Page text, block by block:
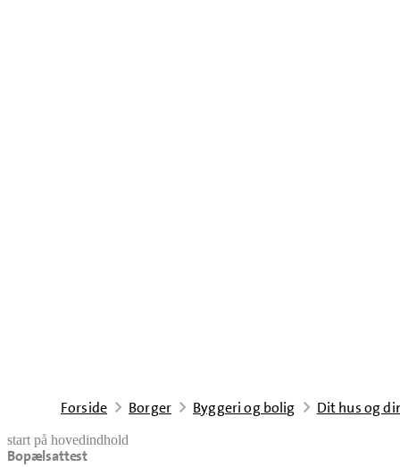
Forside Borger Byggeri og bolig Dit hus og
start på hovedindhold
Bopælsattest
senest opdateret 3. december 2025